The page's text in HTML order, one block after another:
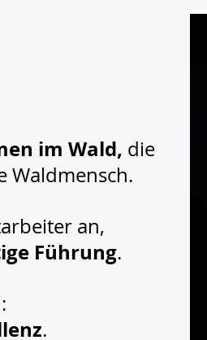
im Wald, die
Waldmensch.
an,
Führung.
.